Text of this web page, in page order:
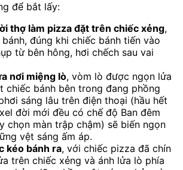
để bắt lấy:
thợ làm pizza đặt trên chiếc xẻng,
đúng khi chiếc bánh tiến vào
từ bên hông, hơi chếch sau vai
nơi miệng lò, vòm lò được ngọn lửa
chiếc bánh bên trong đang phồng
sáng lâu trên điện thoại (hầu hết
đời mới đều có chế độ Ban đêm
chọn màn trập chậm) sẽ biến ngọn
vệt sáng ấm áp.
kéo bánh ra, với chiếc pizza đã chín
trên chiếc xẻng và ánh lửa lò phía